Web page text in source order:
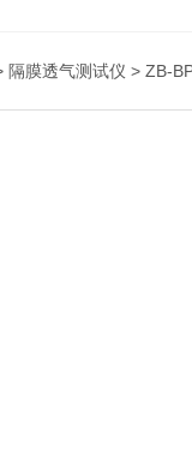
隔膜透气测试仪 > ZB-